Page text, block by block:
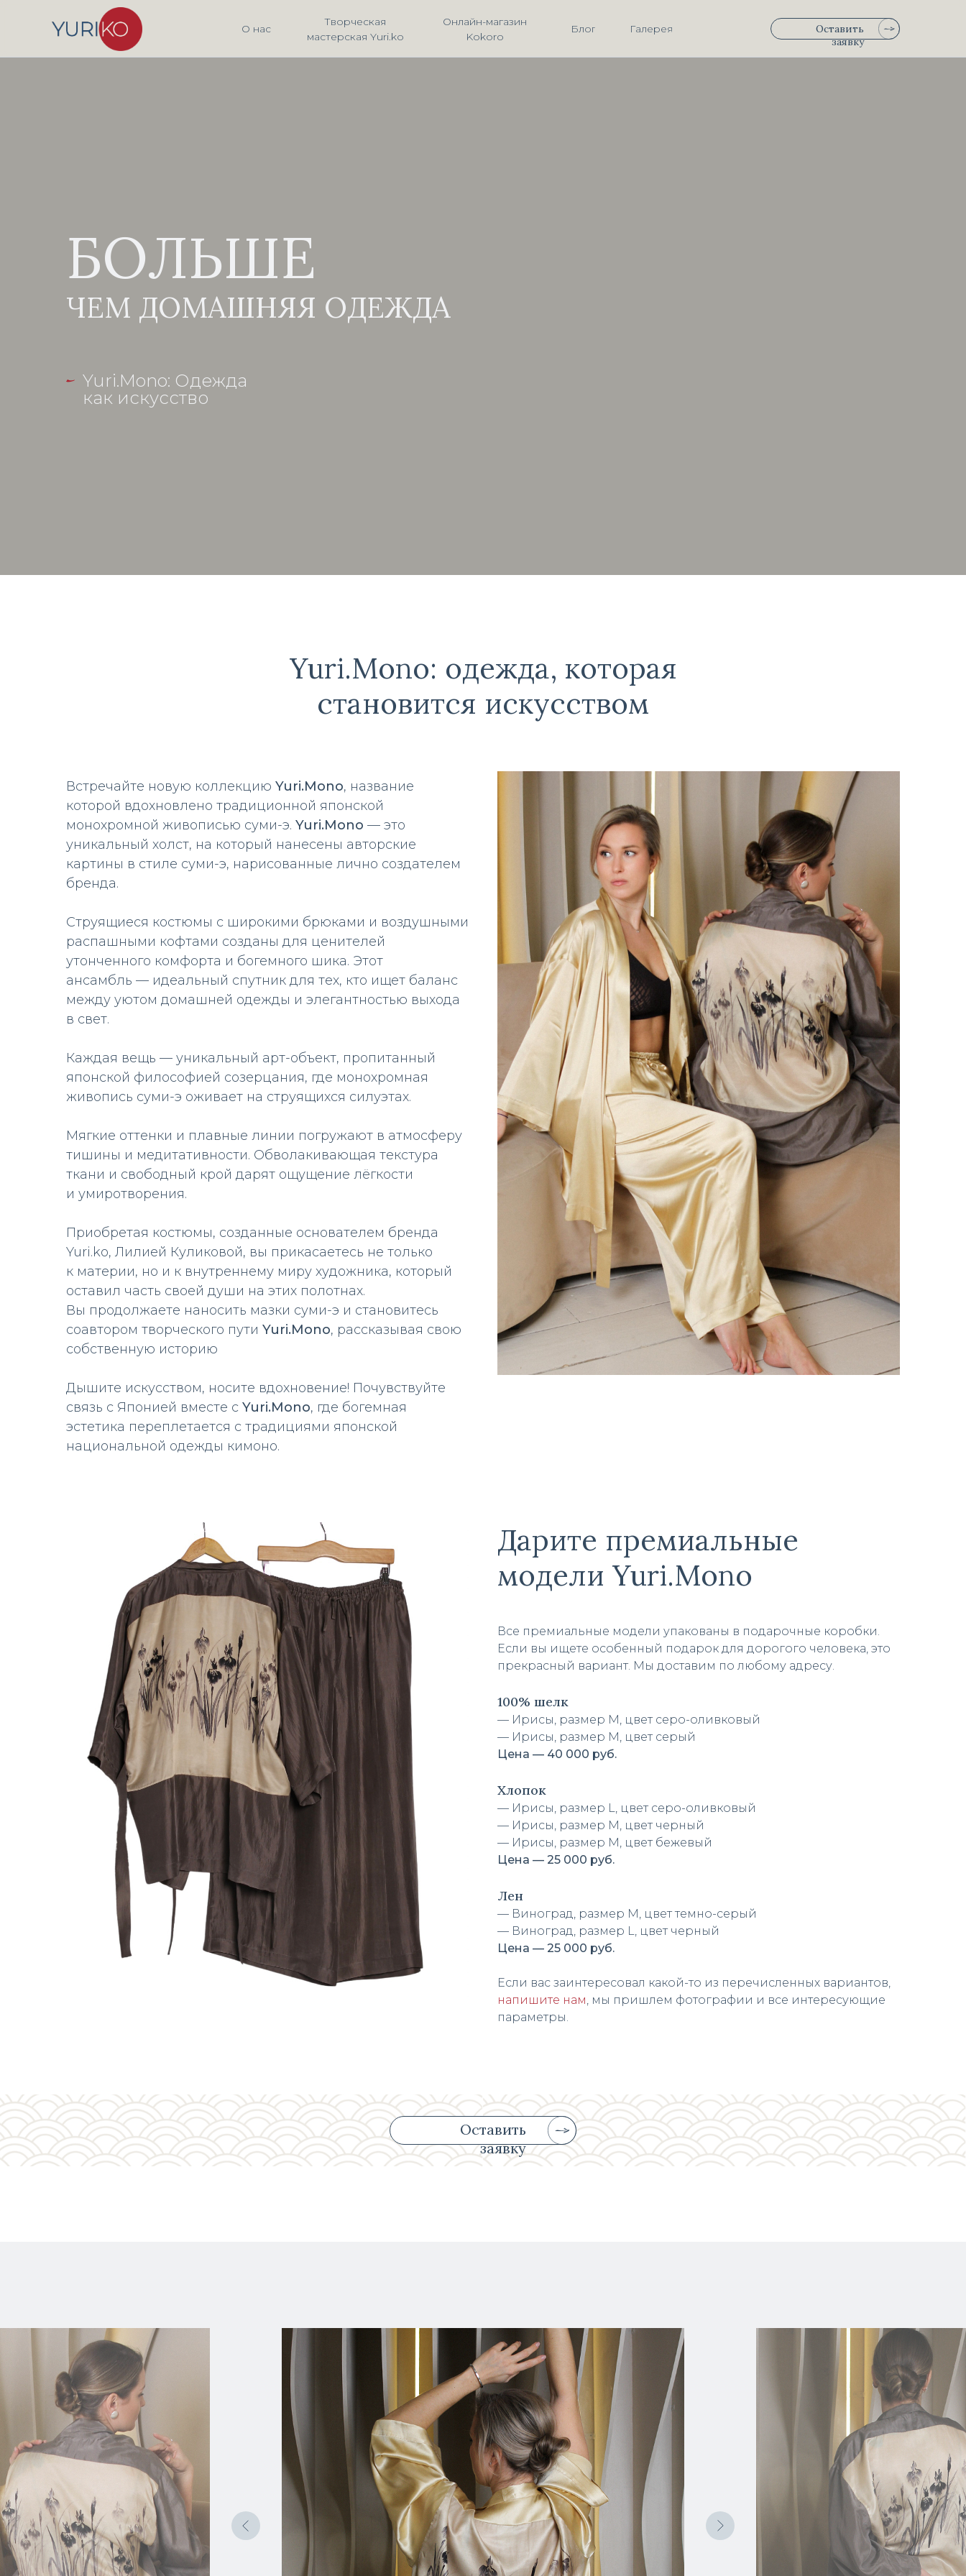
Галерея
Блог
Творческая
мастерская Yuri.ko
Онлайн-магазин
Kokoro
О нас
Оставить
заявку
БОЛЬШЕ
ЧЕМ ДОМАШНЯЯ ОДЕЖДА
Yuri.Mono: Одежда
как искусство
Yuri.Mono: одежда, которая
становится искусством
Встречайте новую коллекцию Yuri.Mono, название
которой вдохновлено традиционной японской
монохромной живописью суми-э. Yuri.Mono — это
уникальный холст, на который нанесены авторские
картины в стиле суми-э, нарисованные лично создателем
бренда.
Струящиеся костюмы с широкими брюками и воздушными
распашными кофтами созданы для ценителей
утонченного комфорта и богемного шика. Этот
ансамбль — идеальный спутник для тех, кто ищет баланс
между уютом домашней одежды и элегантностью выхода
в свет.
Каждая вещь — уникальный арт-объект, пропитанный
японской философией созерцания, где монохромная
живопись суми-э оживает на струящихся силуэтах.
Мягкие оттенки и плавные линии погружают в атмосферу
тишины и медитативности. Обволакивающая текстура
ткани и свободный крой дарят ощущение лёгкости
и умиротворения.
Приобретая костюмы, созданные основателем бренда
Yuri.ko, Лилией Куликовой, вы прикасаетесь не только
к материи, но и к внутреннему миру художника, который
оставил часть своей души на этих полотнах.
Вы продолжаете наносить мазки суми-э и становитесь
соавтором творческого пути Yuri.Mono, рассказывая свою
собственную историю
Дышите искусством, носите вдохновение! Почувствуйте
связь с Японией вместе с Yuri.Mono, где богемная
эстетика переплетается с традициями японской
национальной одежды кимоно.
Дарите премиальные
модели Yuri.Mono
Все премиальные модели упакованы в подарочные коробки.
Если вы ищете особенный подарок для дорогого человека, это
прекрасный вариант. Мы доставим по любому адресу.
100% шелк
— Ирисы, размер М, цвет серо-оливковый
— ⁠Ирисы, размер М, цвет серый
Цена — 40 000 руб.
Хлопок
— Ирисы, размер L, цвет серо-оливковый
— ⁠Ирисы, размер М, цвет черный
— ⁠Ирисы, размер М, цвет бежевый
Цена — 25 000 руб.
Лен
— Виноград, размер М, цвет темно-серый
— ⁠Виноград, размер L, цвет черный
Цена — 25 000 руб.
Если вас заинтересовал какой-то из перечисленных вариантов,
напишите нам, мы пришлем фотографии и все интересующие
параметры.
Оставить
заявку